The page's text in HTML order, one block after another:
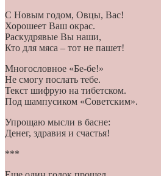
С Новым годом, Овцы, Вас!
Хорошеет Ваш окрас.
Раскудрявые Вы наши,
Кто для мяса – тот не пашет!
Многословное «Бе-бе!»
Не смогу послать тебе.
Текст шифрую на тибетском.
Под шампусиком «Советским».
Упрощаю мысли в басне:
Денег, здравия и счастья!
***